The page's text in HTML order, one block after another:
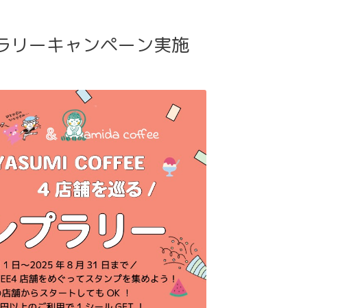
ーキャンペーン実施